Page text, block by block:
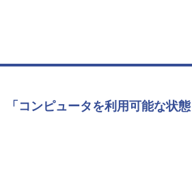
「コンピュータを利用可能な状態